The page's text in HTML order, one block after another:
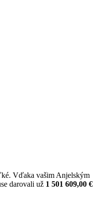
Vďaka vašim Anjelským
darovali už 1 501 609,00 €